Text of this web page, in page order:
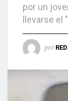
por un
llevarse el
por